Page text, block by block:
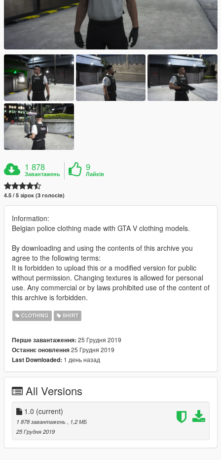
1 878
Завантажень
9
Лайків
4.5 / 5 зірок (3 голосів)
Information:
Belgian police clothing made with GTA V clothing models.
By downloading and using the contents of this archive you
agree to the following terms:
It is forbidden to upload this or a modified version for public
without permission. Changing textures is allowed for personal
use. Any commercial or by laws prohibited use of the content of
this archive is forbidden.
CLOTHING SHIRT
Перше завантаження: 25 Грудня 2019
Останнє оновлення25 Грудня 2019
Last Downloaded: 1 день назад
All Versions
1.0 (current)
1 878 завантажень , 1,2 МБ
25 Грудня 2019